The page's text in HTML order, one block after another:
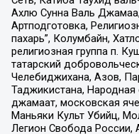
Ахлю Сунна Валь
Артподготовка,
пахарь”, Колумбайн,
религиозная группа п.
татарский
Челебиджихана, Азов,
Таджикистана,
джамаат, московская
Маньяки Культ Убийц,
Легион Свобода России,